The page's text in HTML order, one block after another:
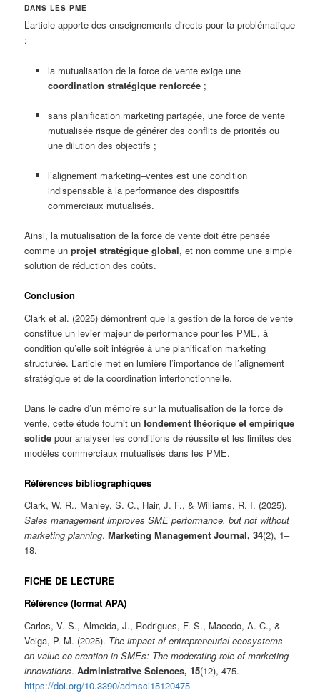
DANS LES PME
L’article apporte des enseignements directs pour ta problématique
:
la mutualisation de la force de vente exige une
coordination stratégique renforcée;
sans planification marketing partagée, une force de vente
mutualisée risque de générer des conflits de priorités ou
une dilution des objectifs ;
l’alignement marketing–ventes est une condition
indispensable à la performance des dispositifs
commerciaux mutualisés.
Ainsi, la mutualisation de la force de vente doit être pensée
comme unprojet stratégique global, et non comme une simple
solution de réduction des coûts.
Conclusion
Clark et al. (2025) démontrent que la gestion de la force de vente
constitue un levier majeur de performance pour les PME, à
condition qu’elle soit intégrée à une planification marketing
structurée. L’article met en lumière l’importance de l’alignement
stratégique et de la coordination interfonctionnelle.
Dans le cadre d’un mémoire sur la mutualisation de la force de
vente, cette étude fournit unfondement théorique et empirique
solide pour analyser les conditions de réussite et les limites des
modèles commerciaux mutualisés dans les PME.
Références bibliographiques
Clark, W. R., Manley, S. C., Hair, J. F., & Williams, R. I. (2025).
Sales management improves SME performance, but not without
marketing planning.Marketing Management Journal, 34(2), 1–
18.
FICHE DE LECTURE
Référence (format APA)
Carlos, V. S., Almeida, J., Rodrigues, F. S., Macedo, A. C., &
Veiga, P. M. (2025). The impact of entrepreneurial ecosystems
on value co-creation in SMEs: The moderating role of marketing
innovations.Administrative Sciences, 15(12), 475.
https://doi.org/10.3390/admsci15120475